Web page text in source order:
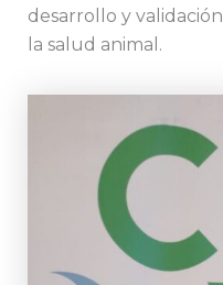
desarrollo y
la salud animal.